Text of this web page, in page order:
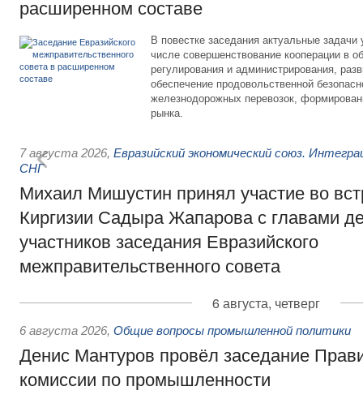
расширенном составе
В повестке заседания актуальные задачи
числе совершенствование кооперации в
регулирования и администрирования,
обеспечение продовольственной
железнодорожных перевозок,
рынка.
7 августа 2026, Евразийский экономический союз.
СНГ
Михаил Мишустин принял участие во
Киргизии Садыра Жапарова с главами
участников заседания Евразийского
межправительственного совета
6 августа, четверг
6 августа 2026, Общие вопросы промышленной политики
Денис Мантуров провёл заседание
комиссии по промышленности